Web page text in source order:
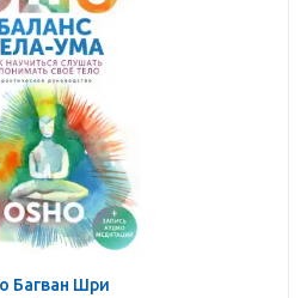
Багван Шри